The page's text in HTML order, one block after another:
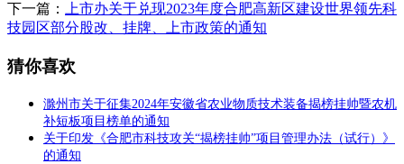
下一篇： 上市办关于兑现2023年度合肥高新区建设世界领先科
技园区部分股改、挂牌、上市政策的通知
猜你喜欢
滁州市关于征集2024年安徽省农业物质技术装备揭榜挂帅暨农机
补短板项目榜单的通知
关于印发《合肥市科技攻关“揭榜挂帅”项目管理办法（试行）》
的通知